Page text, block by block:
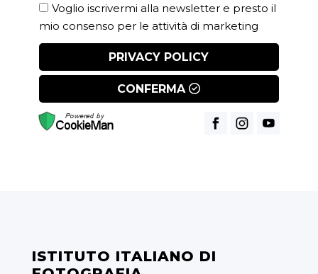
Voglio iscrivermi alla newsletter e presto il
mio consenso per le attività di marketing
PRIVACY POLICY
CONFERMA
ISTITUTO ITALIANO DI